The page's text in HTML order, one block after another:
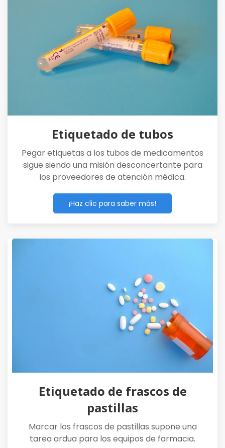
Etiquetado de tubos
Pegar etiquetas a los tubos de medicamentos
sigue siendo una misión desconcertante para
los proveedores de atención médica.
¡Haz clic para saber más!
Etiquetado de frascos de
pastillas
Marcar los frascos de pastillas supone una
tarea ardua para los equipos de farmacia.